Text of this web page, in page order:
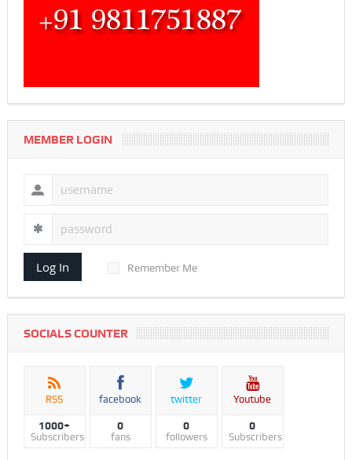
MEMBER LOGIN
Log In Remember Me
SOCIALS COUNTER
RSS
1000+
Subscribers
facebook
0
fans
twitter
0
followers
Youtube
0
Subscribers